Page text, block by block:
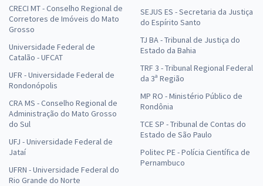
CRECI MT - Conselho Regional de
Corretores de Imóveis do Mato
Grosso
Universidade Federal de
Catalão - UFCAT
UFR - Universidade Federal de
Rondonópolis
CRA MS - Conselho Regional de
Administração do Mato Grosso
do Sul
UFJ - Universidade Federal de
Jataí
UFRN - Universidade Federal do
Rio Grande do Norte
SEJUS ES - Secretaria da Justiça
do Espírito Santo
TJ BA - Tribunal de Justiça do
Estado da Bahia
TRF 3 - Tribunal Regional Federal
da 3ª Região
MP RO - Ministério Público de
Rondônia
TCE SP - Tribunal de Contas do
Estado de São Paulo
Politec PE - Polícia Científica de
Pernambuco